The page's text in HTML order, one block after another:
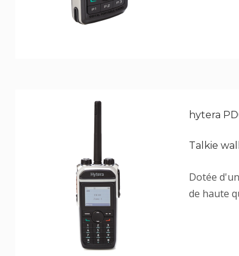
hytera
Talkie
Dotée
de haute